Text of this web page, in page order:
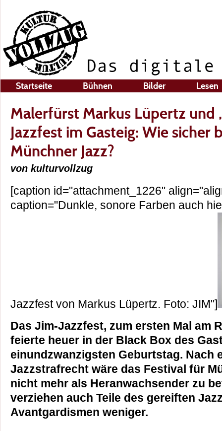
Startseite Bühnen Bilder Lesen
Malerfürst Markus Lüpertz und
Jazzfest im Gasteig: Wie sicher
Münchner Jazz?
von kulturvollzug
[caption id="attachment_1226"
caption="Dunkle, sonore Farben auch
Jazzfest von Markus Lüpertz. Foto: JIM"]
Das Jim-Jazzfest, zum ersten Mal am
feierte heuer in der Black Box des
einundzwanzigsten Geburtstag. Nach
Jazzstrafrecht wäre das Festival für
nicht mehr als Heranwachsender zu
verziehen auch Teile des gereiften
Avantgardismen weniger.